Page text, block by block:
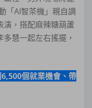
「AI智茶機」親自調
演，搭配麻辣糖葫蘆
慧一起左右搖擺，
個就業機會、帶